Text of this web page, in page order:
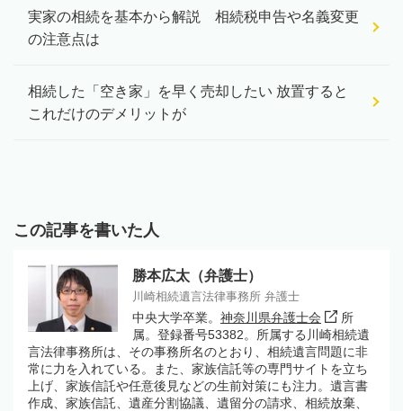
実家の相続を基本から解説 相続税申告や名義変更
の注意点は
相続した「空き家」を早く売却したい 放置すると
これだけのデメリットが
この記事を書いた人
勝本広太（弁護士）
川崎相続遺言法律事務所 弁護士
中央大学卒業。 神奈川県弁護士会
所
属。登録番号53382。所属する川崎相続遺
言法律事務所は、その事務所名のとおり、相続遺言問題に非
常に力を入れている。また、家族信託等の専門サイトを立ち
上げ、家族信託や任意後見などの生前対策にも注力。遺言書
作成、家族信託、遺産分割協議、遺留分の請求、相続放棄、